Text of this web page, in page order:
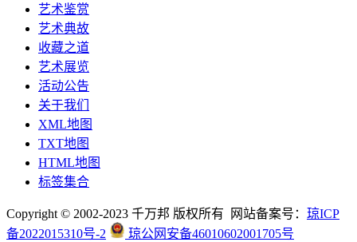
艺术鉴赏
艺术典故
收藏之道
艺术展览
活动公告
关于我们
XML地图
TXT地图
HTML地图
标签集合
Copyright © 2002-2023 千万邦 版权所有 网站备案号： 琼ICP
备2022015310号-2
琼公网安备46010602001705号